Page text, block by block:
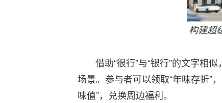
构建超
借助“很行”与“银行”的文字相似
场景。参与者可以领取“年味存折”
味值”，兑换周边福利。